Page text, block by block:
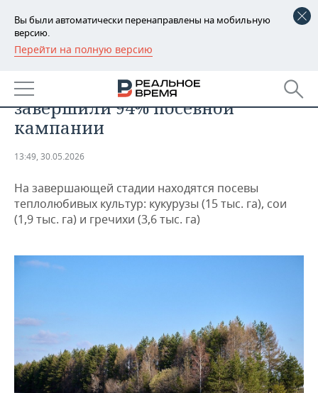
Вы были автоматически перенаправлены на мобильную
версию.
Перейти на полную версию
РЕГИОНЫ
БАШКОРТОСТАН
ТАТАРСТАН
НОВОСТИ
АНАЛИТИКА
ДЕКЛАРАЦИИ О ДОХОДАХ
КОРОЛИ ГОСЗАКАЗА ПФО
НОВОСТИ ЭКОНОМИКИ
ФИНАНСЫ
ПРОМЫШЛЕННОСТЬ
НОВОСТИ
ПРОМЫШЛЕННОСТИ
АГРОПРОМ
НЕФТЕХИМИЯ
НЕФТЬ
ОПК
НЕДВИЖИМОСТЬ
РОЗНИЧНАЯ ТОРГОВЛЯ
ТРАНСПОРТ
НОВОСТИ ТЕХНОЛОГИЙ
IT
МЕРОПРИЯТИЯ
НОВОСТИ МЕРОПРИЯТИЙ
СПОРТ
В Татарстане к концу мая
завершили 94% посевной
кампании
13:49, 30.05.2026
На завершающей стадии находятся посевы
теплолюбивых культур: кукурузы (15 тыс. га), сои
(1,9 тыс. га) и гречихи (3,6 тыс. га)